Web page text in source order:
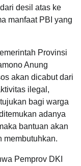
desil atas ke
manfaat PBI yang
Provinsi
Anung
akan dicabut dari
ilegal,
bagi warga
adanya
bantuan akan
membutuhkan.
Pemprov DKI